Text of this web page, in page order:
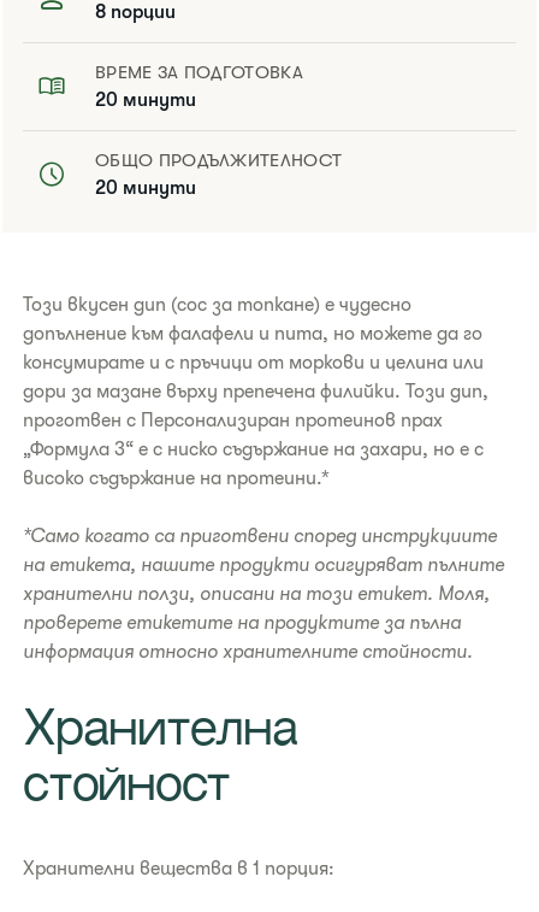
8 порции
ВРЕМЕ ЗА ПОДГОТОВКА
20 минути
ОБЩО ПРОДЪЛЖИТЕЛНОСТ
20 минути
​Този вкусен дип (сос за топкане) е чудесно
допълнение към фалафели и пита, но можете да го
консумирате и с пръчици от моркови и целина или
дори за мазане върху препечена филийки. Този дип,
проготвен с Персонализиран протеинов прах
„Формула 3“ е с ниско съдържание на захари, но е с
високо съдържание на протеини.*
*Само когато са приготвени според инструкциите
на етикета, нашите продукти осигуряват пълните
хранителни ползи, описани на този етикет. Моля,
проверете етикетите на продуктите за пълна
информация относно хранителните стойности.
​Хранителна
стойност
Хранителни вещества в 1 порция: